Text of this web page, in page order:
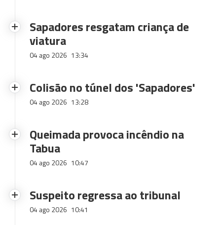
Sapadores resgatam criança de
viatura
04 ago 2026 13:34
Colisão no túnel dos 'Sapadores'
04 ago 2026 13:28
Queimada provoca incêndio na
Tabua
04 ago 2026 10:47
Suspeito regressa ao tribunal
04 ago 2026 10:41